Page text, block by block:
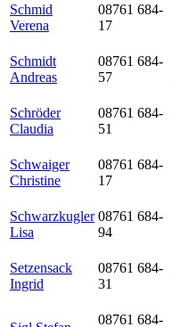
Schmid
Verena
08761 684-
17
Schmidt
Andreas
08761 684-
57
Schröder
Claudia
08761 684-
51
Schwaiger
Christine
08761 684-
17
Schwarzkugler
Lisa
08761 684-
94
Setzensack
Ingrid
08761 684-
31
08761 684-